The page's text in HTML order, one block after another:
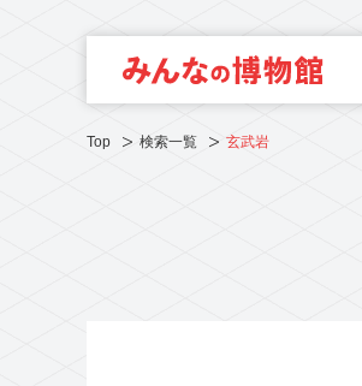
Top 検索一覧 玄武岩